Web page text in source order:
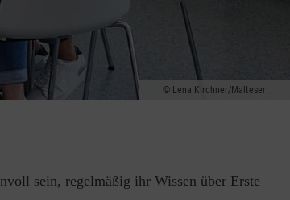
Lena Kirchner/Malteser
sein, regelmäßig ihr Wissen über Erste